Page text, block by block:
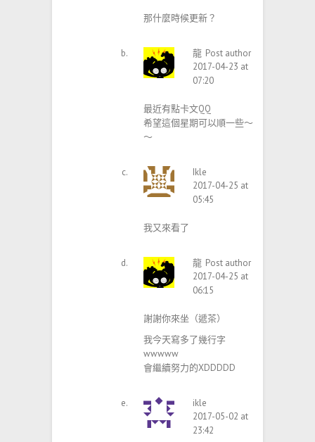
那什麼時候更新？
龍 Post author
2017-04-23 at
07:20
最近有點卡文QQ
希望這個星期可以順一些～
～
Ikle
2017-04-25 at
05:45
我又來看了
龍 Post author
2017-04-25 at
06:15
謝謝你來坐（遞茶）
我今天寫多了幾行字
wwwww
會繼續努力的XDDDDD
ikle
2017-05-02 at
23:42